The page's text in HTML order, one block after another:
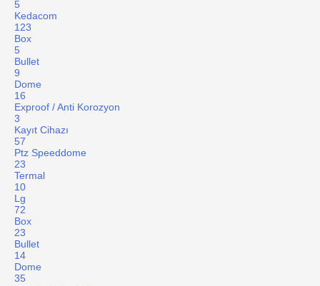
5
Kedacom
123
Box
5
Bullet
9
Dome
16
Exproof / Anti Korozyon
3
Kayıt Cihazı
57
Ptz Speeddome
23
Termal
10
Lg
72
Box
23
Bullet
14
Dome
35